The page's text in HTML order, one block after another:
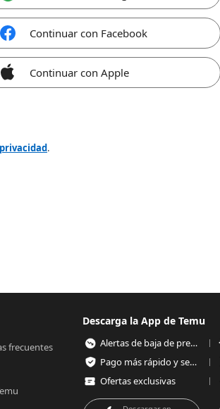
Continuar con Facebook
Continuar con Apple
.
frecuentes
Descarga la App de Temu
Alertas de baja de precios
Pago más rápido y seguro
Ofertas exclusivas